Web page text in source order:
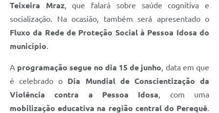
Teixeira Mraz, que falará sobre saúde cognitiva e
socialização. Na ocasião, também será apresentado o
Fluxo da Rede de Proteção Social à Pessoa Idosa do
município
A programação segue no dia 15 de junho , data em que
é celebrado o Dia Mundial de Conscientização da
Violência contra a Pessoa Idosa , com uma
mobilização educativa na região central do Perequê